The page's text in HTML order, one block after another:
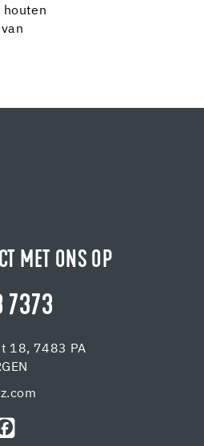
houten
MET ONS OP
7373
18, 7483 PA